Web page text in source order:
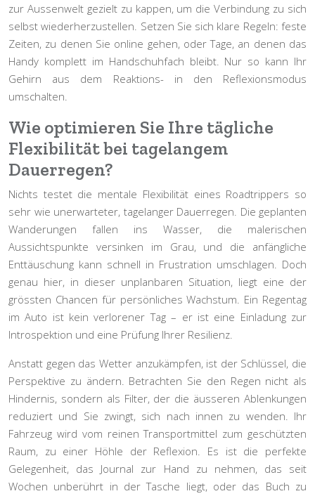
zur Aussenwelt gezielt zu kappen, um die Verbindung zu sich
selbst wiederherzustellen. Setzen Sie sich klare Regeln: feste
Zeiten, zu denen Sie online gehen, oder Tage, an denen das
Handy komplett im Handschuhfach bleibt. Nur so kann Ihr
Gehirn aus dem Reaktions- in den Reflexionsmodus
umschalten.
Wie optimieren Sie Ihre tägliche
Flexibilität bei tagelangem
Dauerregen?
Nichts testet die mentale Flexibilität eines Roadtrippers so
sehr wie unerwarteter, tagelanger Dauerregen. Die geplanten
Wanderungen fallen ins Wasser, die malerischen
Aussichtspunkte versinken im Grau, und die anfängliche
Enttäuschung kann schnell in Frustration umschlagen. Doch
genau hier, in dieser unplanbaren Situation, liegt eine der
grössten Chancen für persönliches Wachstum. Ein Regentag
im Auto ist kein verlorener Tag – er ist eine Einladung zur
Introspektion und eine Prüfung Ihrer Resilienz.
Anstatt gegen das Wetter anzukämpfen, ist der Schlüssel, die
Perspektive zu ändern. Betrachten Sie den Regen nicht als
Hindernis, sondern als Filter, der die äusseren Ablenkungen
reduziert und Sie zwingt, sich nach innen zu wenden. Ihr
Fahrzeug wird vom reinen Transportmittel zum geschützten
Raum, zu einer Höhle der Reflexion. Es ist die perfekte
Gelegenheit, das Journal zur Hand zu nehmen, das seit
Wochen unberührt in der Tasche liegt, oder das Buch zu